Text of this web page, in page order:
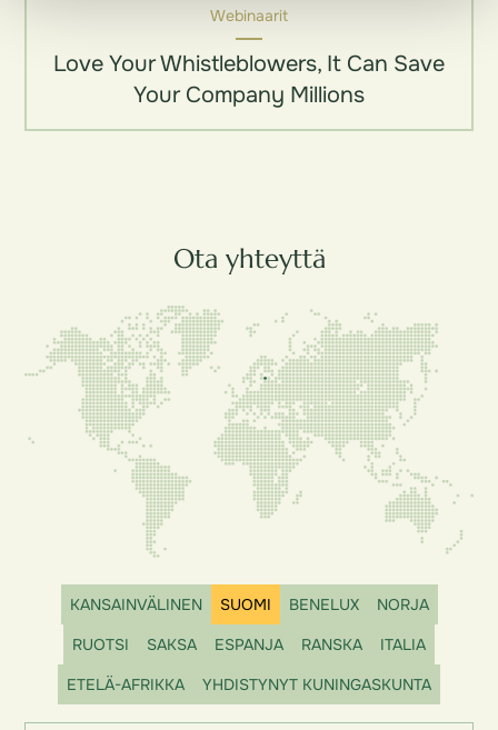
Webinaarit
Love Your Whistleblowers, It Can Save
Your Company Millions
Ota yhteyttä
KANSAINVÄLINEN SUOMI BENELUX
NORJA
RUOTSI
SAKSA ESPANJA RANSKA
ITALIA
ETELÄ-AFRIKKA
YHDISTYNYT KUNINGASKUNTA